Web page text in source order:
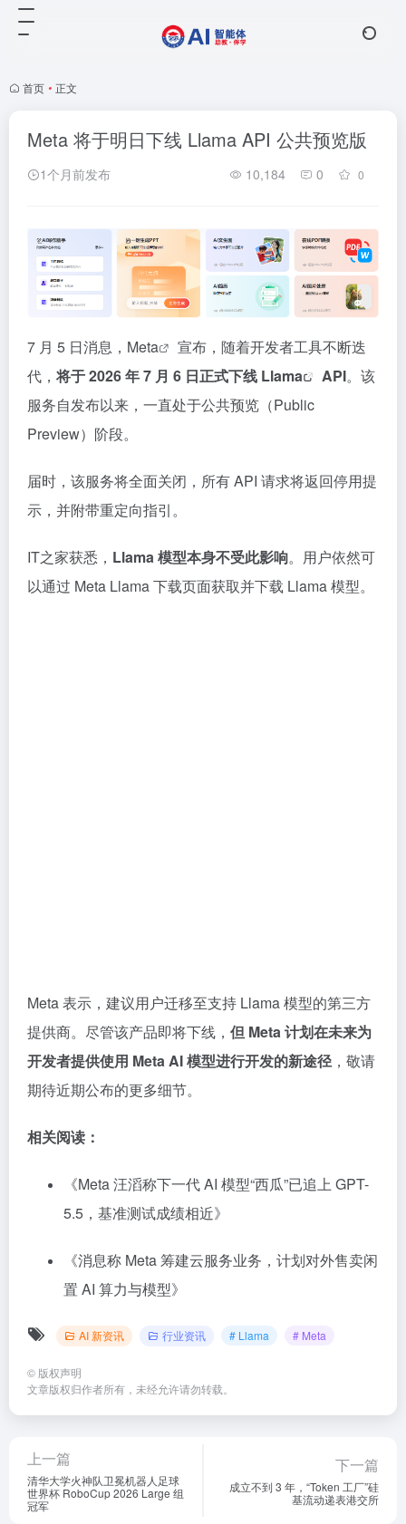
首页 • 正文
Meta 将于明日下线 Llama API 公共预览版
1个月前发布 10,184 0 0
7 月 5 日消息， Meta
宣布，随着开发者工具不断迭
代，将于 2026 年 7 月 6 日正式下线 Llama API。该
服务自发布以来，一直处于公共预览（Public
Preview）阶段。
届时，该服务将全面关闭，所有 API 请求将返回停用提
示，并附带重定向指引。
IT之家获悉， Llama 模型本身不受此影响。用户依然可
以通过 Meta Llama 下载页面获取并下载 Llama 模型。
Meta 表示，建议用户迁移至支持 Llama 模型的第三方
提供商。尽管该产品即将下线， 但 Meta 计划在未来为
开发者提供使用 Meta AI 模型进行开发的新途径，敬请
期待近期公布的更多细节。
相关阅读：
《Meta 汪滔称下一代 AI 模型“西瓜”已追上 GPT-
5.5，基准测试成绩相近》
《消息称 Meta 筹建云服务业务，计划对外售卖闲
置 AI 算力与模型》
AI 新资讯 行业资讯 # Llama # Meta
© 版权声明
文章版权归作者所有，未经允许请勿转载。
上一篇
清华大学火神队卫冕机器人足球
世界杯 RoboCup 2026 Large 组
冠军
下一篇
成立不到 3 年，“Token 工厂”硅
基流动递表港交所